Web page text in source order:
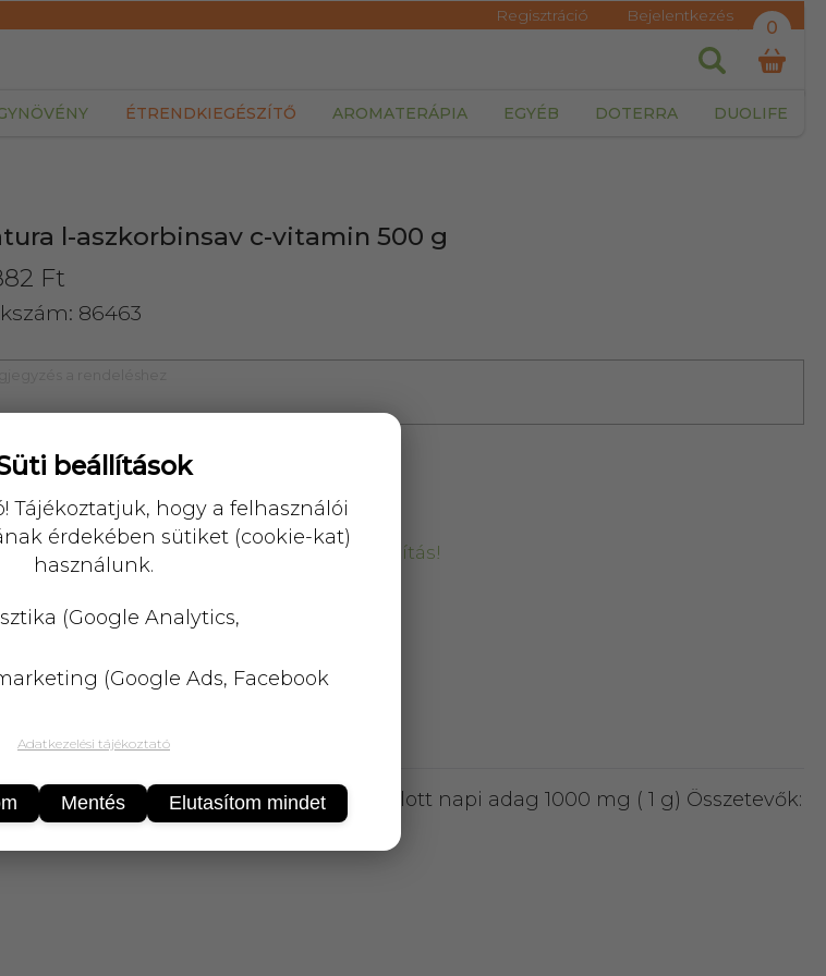
Regisztráció Bejelentkezés
0
ÉTRENDKIEGÉSZÍTŐ AROMATERÁPIA EGYÉB DOTERRA DUOLIFE
l-aszkorbinsav c-vitamin 500 g
Ft
86463
25 000 Ft felett 5 kg-ig ingyenes kiszállítás!
visszazárható tasakban. Ajánlott napi adag 1000 mg ( 1 g) Összetevők:
beállítások
Tájékoztatjuk, hogy a felhasználói
érdekében sütiket (cookie-kat)
használunk.
(Google Analytics,
(Google Ads, Facebook
Adatkezelési tájékoztató
Mentés Elutasítom mindet